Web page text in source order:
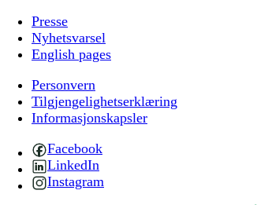
Presse
Nyhetsvarsel
English pages
Personvern
Tilgjengelighetserklæring
Informasjonskapsler
Facebook
LinkedIn
Instagram